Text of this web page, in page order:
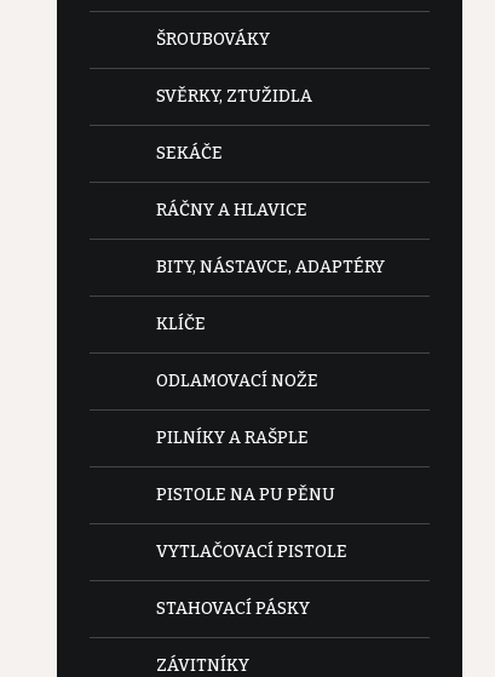
ŠROUBOVÁKY
SVĚRKY, ZTUŽIDLA
SEKÁČE
RÁČNY A HLAVICE
BITY, NÁSTAVCE, ADAPTÉRY
KLÍČE
ODLAMOVACÍ NOŽE
PILNÍKY A RAŠPLE
PISTOLE NA PU PĚNU
VYTLAČOVACÍ PISTOLE
STAHOVACÍ PÁSKY
ZÁVITNÍKY